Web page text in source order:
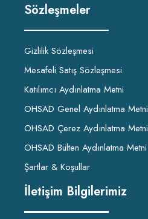
Sözleşmeler
Gizlilik Sözleşmesi
Mesafeli Satış Sözleşmesi
Katılımcı Aydınlatma Metni
OHSAD Genel Aydınlatma Metni
OHSAD Çerez Aydınlatma Metni
OHSAD Bülten Aydınlatma Metni
Şartlar & Koşullar
İletişim Bilgilerimiz